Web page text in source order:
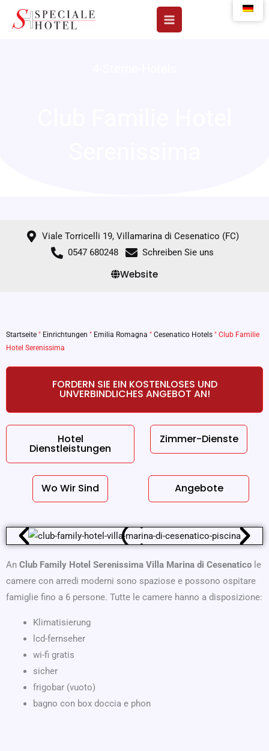
Inhalt
Viale Torricelli 19, Villamarina di Cesenatico (FC)
0547 680248
Schreiben Sie uns
Website
Startseite " Einrichtungen " Emilia Romagna " Cesenatico Hotels " Club Familie
Hotel Serenissima
FORDERN SIE EIN KOSTENLOSES UND
UNVERBINDLICHES ANGEBOT AN!
Hotel
Dienstleistungen
Zimmer-Dienste
Wo Wir Sind Angebote
An Club Family Hotel Serenissima Villa Marina di Cesenatico le
camere con arredi moderni sono spaziose e possono ospitare
famiglie fino a 6 persone. Tutte le camere hanno a disposizione:
Klimatisierung
lcd-fernseher
wi-fi gratis
sicher
frigobar (vuoto)
bagno con box doccia e phon